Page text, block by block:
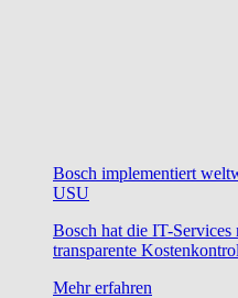
Bosch implementiert
USU
Bosch hat die IT-
transparente
Mehr erfahren